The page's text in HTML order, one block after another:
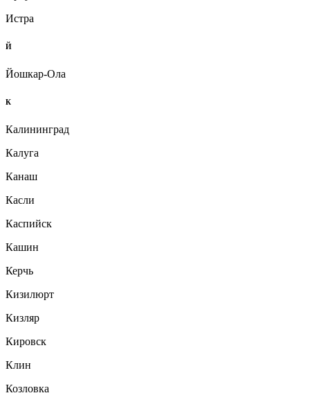
Истра
Й
Йошкар-Ола
К
Калининград
Калуга
Канаш
Касли
Каспийск
Кашин
Керчь
Кизилюрт
Кизляр
Кировск
Клин
Козловка